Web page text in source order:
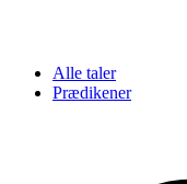
Alle taler
Prædikener